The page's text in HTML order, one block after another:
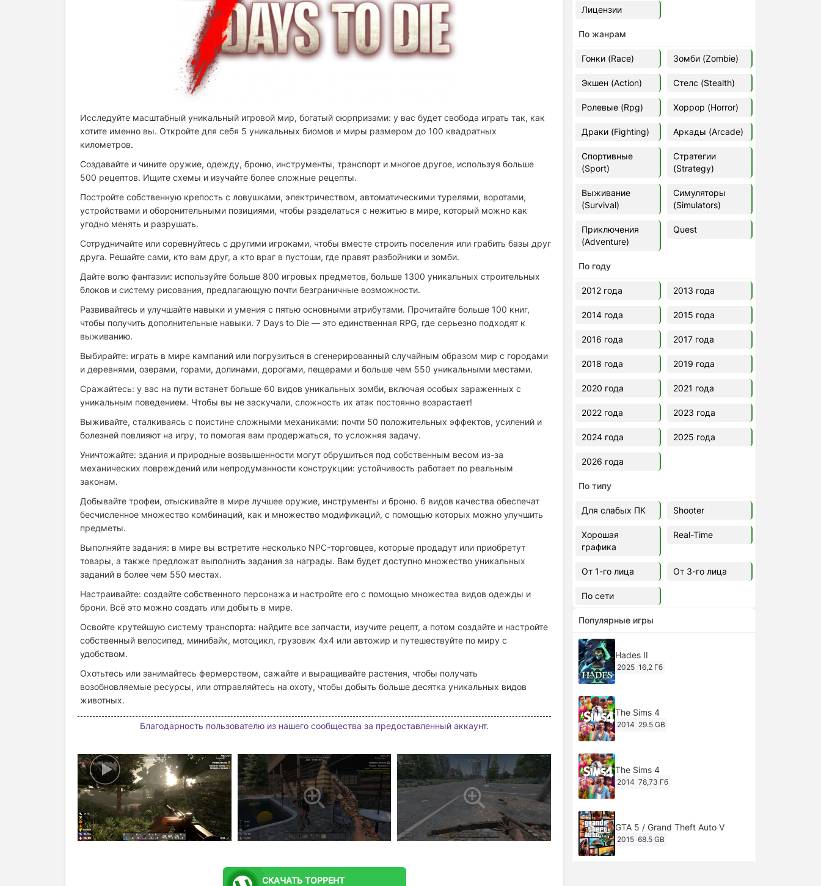
Исследуйте масштабный уникальный игровой мир, богатый сюрпризами: у вас будет свобода играть так, как
хотите именно вы. Откройте для себя 5 уникальных биомов и миры размером до 100 квадратных
километров.
Создавайте и чините оружие, одежду, броню, инструменты, транспорт и многое другое, используя больше
500 рецептов. Ищите схемы и изучайте более сложные рецепты.
Постройте собственную крепость с ловушками, электричеством, автоматическими турелями, воротами,
устройствами и оборонительными позициями, чтобы разделаться с нежитью в мире, который можно как
угодно менять и разрушать.
Сотрудничайте или соревнуйтесь с другими игроками, чтобы вместе строить поселения или грабить базы друг
друга. Решайте сами, кто вам друг, а кто враг в пустоши, где правят разбойники и зомби.
Дайте волю фантазии: используйте больше 800 игровых предметов, больше 1300 уникальных строительных
блоков и систему рисования, предлагающую почти безграничные возможности.
Развивайтесь и улучшайте навыки и умения с пятью основными атрибутами. Прочитайте больше 100 книг,
чтобы получить дополнительные навыки. 7 Days to Die — это единственная RPG, где серьезно подходят к
выживанию.
Выбирайте: играть в мире кампаний или погрузиться в сгенерированный случайным образом мир с городами
и деревнями, озерами, горами, долинами, дорогами, пещерами и больше чем 550 уникальными местами.
Сражайтесь: у вас на пути встанет больше 60 видов уникальных зомби, включая особых зараженных с
уникальным поведением. Чтобы вы не заскучали, сложность их атак постоянно возрастает!
Выживайте, сталкиваясь с поистине сложными механиками: почти 50 положительных эффектов, усилений и
болезней повлияют на игру, то помогая вам продержаться, то усложняя задачу.
Уничтожайте: здания и природные возвышенности могут обрушиться под собственным весом из-за
механических повреждений или непродуманности конструкции: устойчивость работает по реальным
законам.
Добывайте трофеи, отыскивайте в мире лучшее оружие, инструменты и броню. 6 видов качества обеспечат
бесчисленное множество комбинаций, как и множество модификаций, с помощью которых можно улучшить
предметы.
Выполняйте задания: в мире вы встретите несколько NPC-торговцев, которые продадут или приобретут
товары, а также предложат выполнить задания за награды. Вам будет доступно множество уникальных
заданий в более чем 550 местах.
Настраивайте: создайте собственного персонажа и настройте его с помощью множества видов одежды и
брони. Всё это можно создать или добыть в мире.
Освойте крутейшую систему транспорта: найдите все запчасти, изучите рецепт, а потом создайте и настройте
собственный велосипед, минибайк, мотоцикл, грузовик 4x4 или автожир и путешествуйте по миру с
удобством.
Охотьтесь или занимайтесь фермерством, сажайте и выращивайте растения, чтобы получать
возобновляемые ресурсы, или отправляйтесь на охоту, чтобы добыть больше десятка уникальных видов
животных.
Благодарность пользователю из нашего сообщества за предоставленный аккаунт.
СКАЧАТЬ ТОРРЕНТ
Ghost of Tsushima: Director's Cut
v.1053.9.0623.1807 [Папка
Euro Truck Simulator 2 v.1.60.1.7s
[Папка игры] (2012)
37,77 Гб
Forza Horizon 5 v.688.044
[Папка игры] (2021)
2021
V Rising
2024
Лицензии
По жанрам
Гонки (Race) Зомби (Zombie)
Экшен (Action) Стелс (Stealth)
Ролевые (Rpg) Хоррор (Horror)
Драки (Fighting) Аркады (Arcade)
Спортивные
(Sport)
Стратегии
(Strategy)
Выживание
(Survival)
Симуляторы
(Simulators)
Приключения
(Adventure)
Quest
По году
2012 года 2013 года
2014 года 2015 года
2016 года 2017 года
2018 года 2019 года
2020 года 2021 года
2022 года 2023 года
2024 года 2025 года
2026 года
По типу
Для слабых ПК Shooter
Хорошая
графика
Real-Time
От 1-го лица От 3-го лица
По сети
Популярные игры
Hades II
2025 16,2 Гб
The Sims 4
2014 29.5 GB
The Sims 4
2014 78,73 Гб
GTA 5 / Grand Theft Auto V
2015 68.5 GB